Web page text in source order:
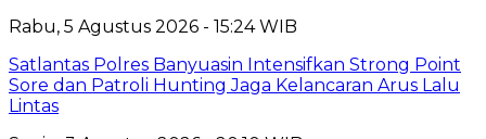
Rabu, 5 Agustus 2026 - 15:24 WIB
Satlantas Polres Banyuasin Intensifkan Strong Point
Sore dan Patroli Hunting Jaga Kelancaran Arus Lalu
Lintas